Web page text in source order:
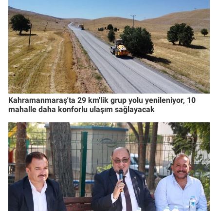
Kahramanmaraş'ta 29 km'lik grup yolu yenileniyor, 10
mahalle daha konforlu ulaşım sağlayacak